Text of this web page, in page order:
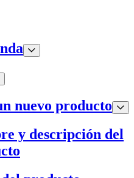
nuevo producto
y descripción del